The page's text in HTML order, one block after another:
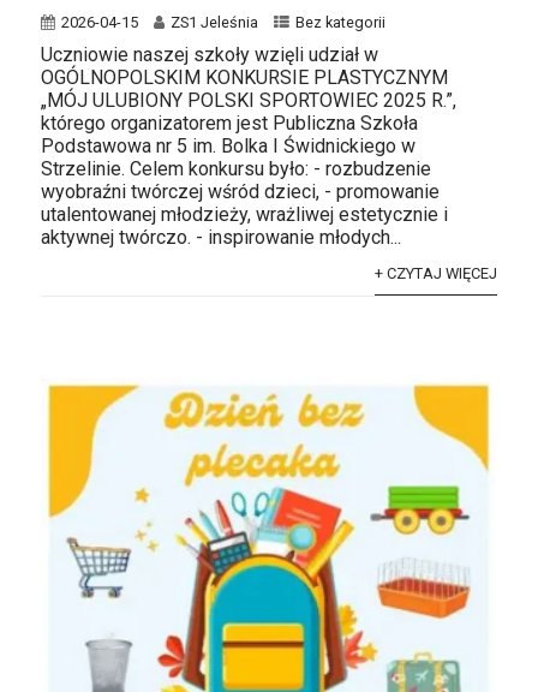
2026-04-15 ZS1 Jeleśnia Bez kategorii
Uczniowie naszej szkoły wzięli udział w
OGÓLNOPOLSKIM KONKURSIE PLASTYCZNYM
„MÓJ ULUBIONY POLSKI SPORTOWIEC 2025 R.”,
którego organizatorem jest Publiczna Szkoła
Podstawowa nr 5 im. Bolka I Świdnickiego w
Strzelinie. Celem konkursu było: - rozbudzenie
wyobraźni twórczej wśród dzieci, - promowanie
utalentowanej młodzieży, wrażliwej estetycznie i
aktywnej twórczo. - inspirowanie młodych...
+ CZYTAJ WIĘCEJ